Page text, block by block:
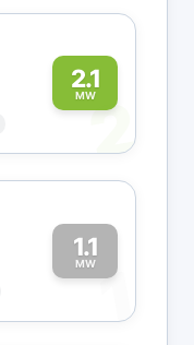
2.1
MW2
1.1
MW1